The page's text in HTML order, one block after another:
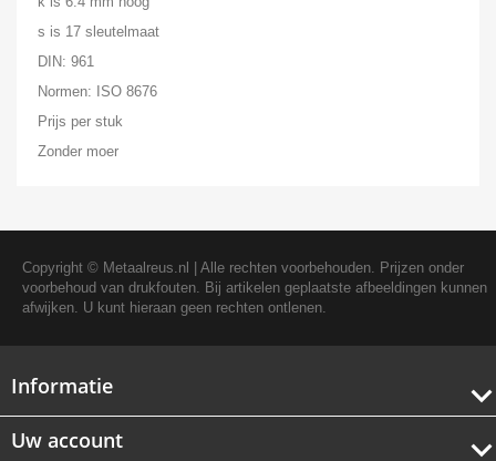
s is 17 sleutelmaat
DIN: 961
Normen: ISO 8676
Prijs per stuk
Zonder moer
Copyright © Metaalreus.nl
| Alle rechten voorbehouden. Prijzen onder
voorbehoud van drukfouten. Bij artikelen geplaatste afbeeldingen kunnen
afwijken. U kunt hieraan geen rechten ontlenen.
Informatie
Uw account